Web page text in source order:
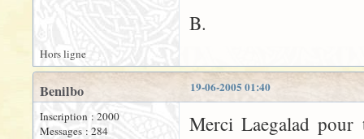
B.
Hors ligne
19-06-2005 01:40
Benilbo
Inscription : 2000
Messages : 284
Merci Laegalad pour